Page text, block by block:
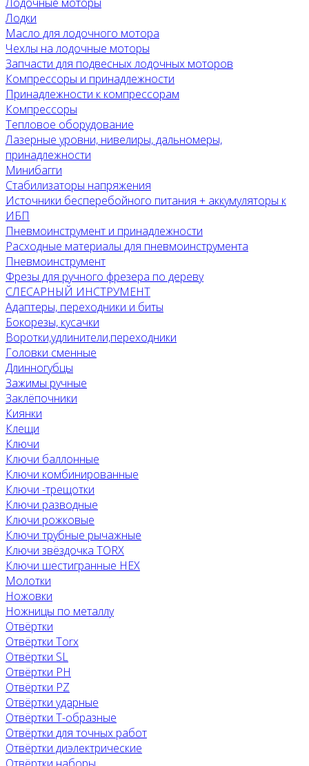
Лодочные моторы
Лодки
Масло для лодочного мотора
Чехлы на лодочные моторы
Запчасти для подвесных лодочных моторов
Компрессоры и принадлежности
Принадлежности к компрессорам
Компрессоры
Тепловое оборудование
Лазерные уровни, нивелиры, дальномеры,
принадлежности
Минибагги
Стабилизаторы напряжения
Источники бесперебойного питания + аккумуляторы к
ИБП
Пневмоинструмент и принадлежности
Расходные материалы для пневмоинструмента
Пневмоинструмент
Фрезы для ручного фрезера по дереву
СЛЕСАРНЫЙ ИНСТРУМЕНТ
Адаптеры, переходники и биты
Бокорезы, кусачки
Воротки,удлинители,переходники
Головки сменные
Длинногубцы
Зажимы ручные
Заклёпочники
Киянки
Клещи
Ключи
Ключи баллонные
Ключи комбинированные
Ключи -трещотки
Ключи разводные
Ключи рожковые
Ключи трубные рычажные
Ключи звёздочка TORX
Ключи шестигранные HEX
Молотки
Ножовки
Ножницы по металлу
Отвёртки
Отвёртки Torx
Отвёртки SL
Отвёртки PH
Отвёртки PZ
Отвёртки ударные
Отвёртки Т-образные
Отвёртки для точных работ
Отвёртки диэлектрические